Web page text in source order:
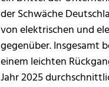
der Schwäche
von elektrischen und
gegenüber. Insgesamt
einem leichten
Jahr 2025